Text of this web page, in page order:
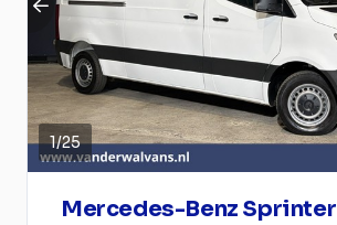
1/25
Mercedes-Benz Sprinter